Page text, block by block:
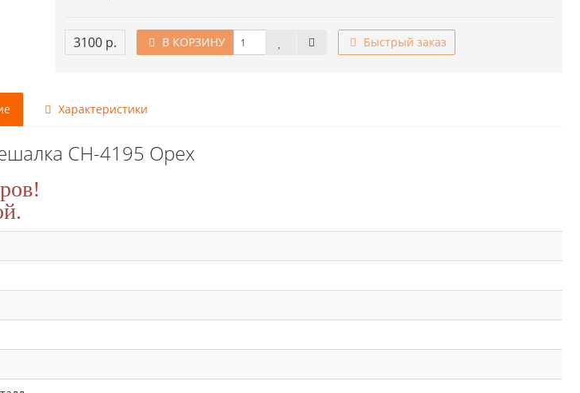
3100 р. В КОРЗИНУ Быстрый заказ
Характеристики
CH-4195 Орех